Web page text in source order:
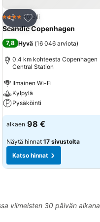
Jaa
Lisää suosikkeihin
4 Tähtiluokitus
Hotelli
Scandic Copenhagen
7,8 Hyvä (16 046 arviota)
0.4 km kohteesta Copenhagen
Central Station
Ilmainen Wi-Fi
Kylpylä
Pysäköinti
alkaen 98 €
Näytä hinnat 17 sivustolta
Katso hinnat
viimeisten 30 päivän aikana